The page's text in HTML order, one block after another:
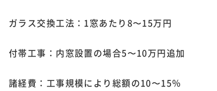
ガラス交換工法：1窓あたり8〜15万円
付帯工事：内窓設置の場合5〜10万円追加
諸経費：工事規模により総額の10〜15％